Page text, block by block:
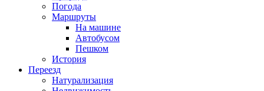
Погода
Маршруты
На машине
Автобусом
Пешком
История
Переезд
Натурализация